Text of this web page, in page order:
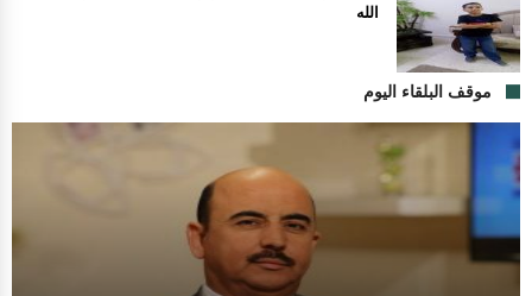
الله
موقف البلقاء اليوم